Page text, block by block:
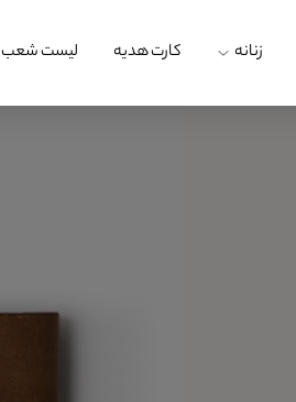
زنانه کارت هدیه لیست شعب